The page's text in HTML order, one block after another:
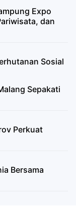
Expo
dan
Sosial
Sepakati
Perkuat
Bersama